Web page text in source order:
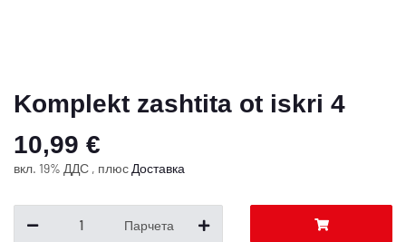
Komplekt zashtita ot iskri 4
10,99 €
вкл. 19% ДДС , плюс Доставка
Парчета